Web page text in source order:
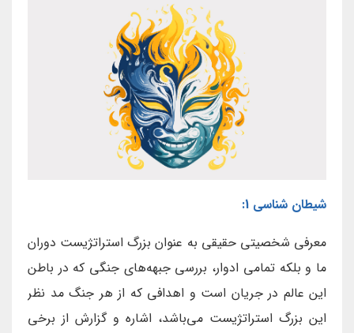
شیطان شناسی 1:
معرفی شخصیتی حقیقی به عنوان بزرگ استراتژیست دوران
ما و بلکه تمامی ادوار، بررسی جبهه‌های جنگی که در باطن
این عالم در جریان است و اهدافی که از هر جنگ مد نظر
این بزرگ استراتژیست می‌باشد، اشاره و گزارش از برخی